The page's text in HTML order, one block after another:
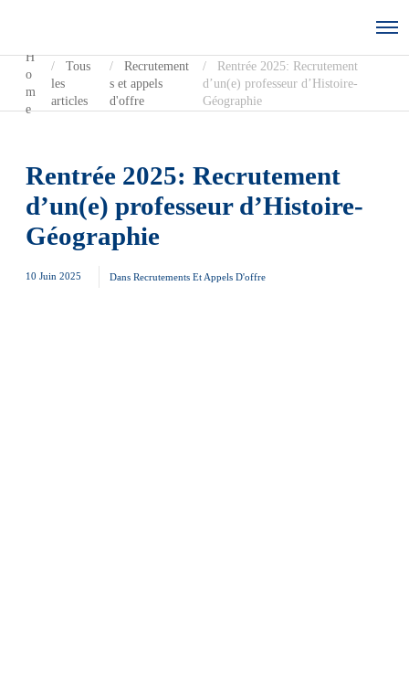
H
o
m
e
Tous
les
articles
Recrutement
s et appels
d'offre
Rentrée 2025: Recrutement
d’un(e) professeur d’Histoire-
Géographie
Rentrée 2025: Recrutement
d’un(e) professeur d’Histoire-
Géographie
10 Juin 2025 Dans Recrutements Et Appels D'offre